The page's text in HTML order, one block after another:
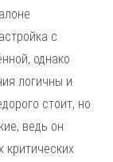
с
однако
логичны и
стоит, но
ведь он